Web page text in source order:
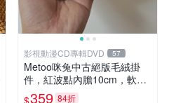
影視動漫CD專輯DVD 57
Metoo咪兔中古絕版毛絨掛
件，紅波點內膽10cm，軟糯
宜贈送收藏 咪熊 毛絨 掛件
359 84折